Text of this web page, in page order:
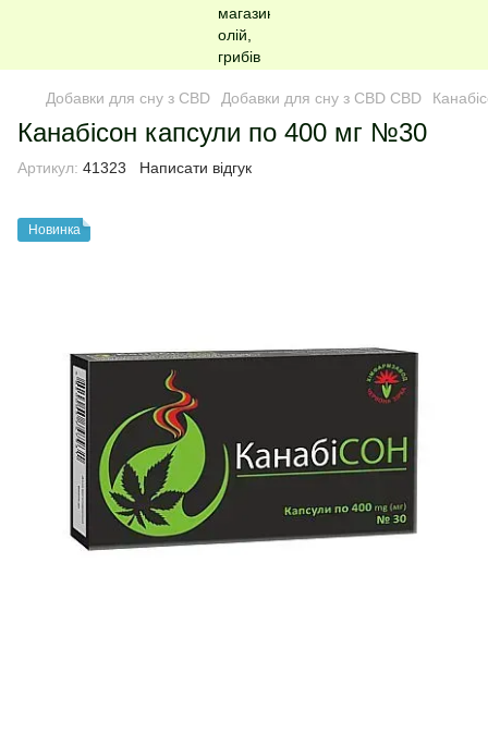
Добавки для сну з CBD Добавки для сну з CBD CBD
Канабісон капсули по 400 мг №30
Артикул: 41323 Написати відгук
Новинка